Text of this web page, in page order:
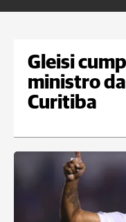
Gleisi
ministro
Curitiba